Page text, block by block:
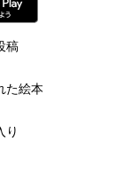
稿
た絵本
り